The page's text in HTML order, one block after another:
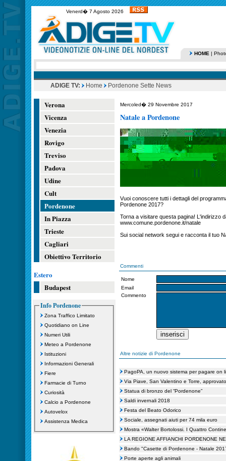
Venerd� 7 Agosto 2026
HOME |
ADIGE TV: Home Pordenone Sette News
Verona
Vicenza
Venezia
Rovigo
Treviso
Padova
Udine
Cult
Pordenone
In Piazza
Trieste
Cagliari
Obiettivo Territorio
Estero
Budapest
Info Pordenone
Zona Traffico Limitato
Quotidiano on Line
Numeri Utili
Meteo a Pordenone
Istituzioni
Informazioni Generali
Fiere
Farmacie di Turno
Curiosità
Calcio a Pordenone
Autovelox
Assistenza Medica
Mercoled� 29 Novembre 2017
Natale a Pordenone
Vuoi conoscere tutti i dettagli del
Pordenone 2017?
Torna a visitare questa pagina! L'indirizzo
www.comune.pordenone.it/natale
Sui social network segui e racconta il tuo
Commenti
Nome
Email
Commento
Altre notizie di Pordenone
PagoPA, un nuovo sistema per pagare on
Via Piave, San Valentino e Torre,
Statua di bronzo del “Pordenone”
Saldi invernali 2018
Festa del Beato Odorico
Sociale, assegnati aiuti per 74 mila euro
Mostra «Walter Bortolossi. I Quattro
LA REGIONE AFFIANCHI PORDENONE
Bando "Casette di Pordenone - Natale
Porte aperte agli animali